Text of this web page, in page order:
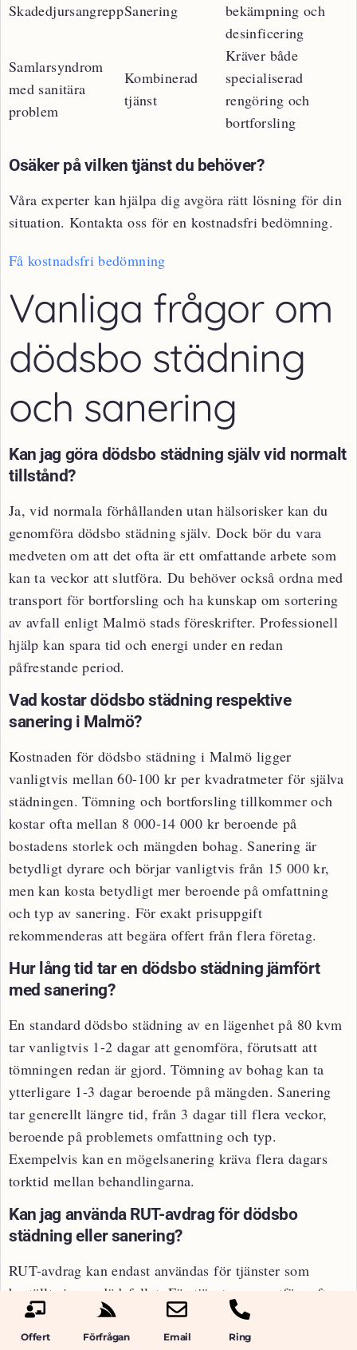
SkadedjursangreppSanering
bekämpning och
desinficering
Samlarsyndrom
med sanitära
problem
Kombinerad
tjänst
Kräver både
specialiserad
rengöring och
bortforsling
Osäker på vilken tjänst du behöver?
Våra experter kan hjälpa dig avgöra rätt lösning för din
situation. Kontakta oss för en kostnadsfri bedömning.
Få kostnadsfri bedömning
Vanliga frågor om
dödsbo städning
och sanering
Kan jag göra dödsbo städning själv vid normalt
tillstånd?
Ja, vid normala förhållanden utan hälsorisker kan du
genomföra dödsbo städning själv. Dock bör du vara
medveten om att det ofta är ett omfattande arbete som
kan ta veckor att slutföra. Du behöver också ordna med
transport för bortforsling och ha kunskap om sortering
av avfall enligt Malmö stads föreskrifter. Professionell
hjälp kan spara tid och energi under en redan
påfrestande period.
Vad kostar dödsbo städning respektive
sanering i Malmö?
Kostnaden för dödsbo städning i Malmö ligger
vanligtvis mellan 60-100 kr per kvadratmeter för själva
städningen. Tömning och bortforsling tillkommer och
kostar ofta mellan 8 000-14 000 kr beroende på
bostadens storlek och mängden bohag. Sanering är
betydligt dyrare och börjar vanligtvis från 15 000 kr,
men kan kosta betydligt mer beroende på omfattning
och typ av sanering. För exakt prisuppgift
rekommenderas att begära offert från flera företag.
Hur lång tid tar en dödsbo städning jämfört
med sanering?
En standard dödsbo städning av en lägenhet på 80 kvm
tar vanligtvis 1-2 dagar att genomföra, förutsatt att
tömningen redan är gjord. Tömning av bohag kan ta
ytterligare 1-3 dagar beroende på mängden. Sanering
tar generellt längre tid, från 3 dagar till flera veckor,
beroende på problemets omfattning och typ.
Exempelvis kan en mögelsanering kräva flera dagars
torktid mellan behandlingarna.
Kan jag använda RUT-avdrag för dödsbo
städning eller sanering?
RUT-avdrag kan endast användas för tjänster som
beställts innan dödsfallet. För tjänster som utförs efter
dödsfallet kan RUT-avdraget inte användas eftersom det
registreras på personnummer, och avlidna personer har
Offert Förfrågan Email Ring